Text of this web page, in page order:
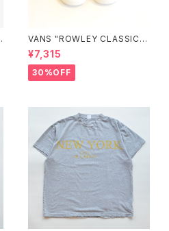
VANS "ROWLEY CLASSIC S
HOES"
¥7,315
30%OFF